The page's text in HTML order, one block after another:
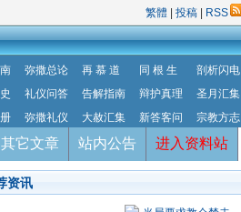
繁體 投稿 RSS
弥撒总论 再 慕 道 同 根 生
剖析闪电
礼仪问答 告解指南 辩护真理
圣月汇集
弥撒礼仪 大赦汇集 新答客问 宗教方志
其它文章 站内公告 进入资料站
资讯